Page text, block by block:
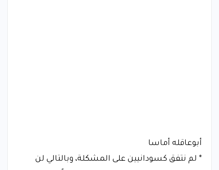
أبوعاقله أماسا
* لم نتفق كسودانيين على المشكلة، وبالتالي لن